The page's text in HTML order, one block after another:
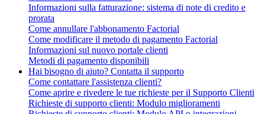
Informazioni sulla fatturazione: sistema di note di credito e
prorata
Come annullare l'abbonamento Factorial
Come modificare il metodo di pagamento Factorial
Informazioni sul nuovo portale clienti
Metodi di pagamento disponibili
Hai bisogno di aiuto? Contatta il supporto
Come contattare l'assistenza clienti?
Come aprire e rivedere le tue richieste per il Supporto Clienti
Richieste di supporto clienti: Modulo miglioramenti